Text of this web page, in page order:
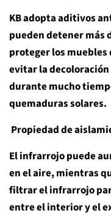
KB adopta aditivos
pueden detener más
proteger los
evitar la
durante mucho
quemaduras solares.
Propiedad de
El infrarrojo puede
en el aire, mientras
filtrar el infrarrojo
entre el interior y el